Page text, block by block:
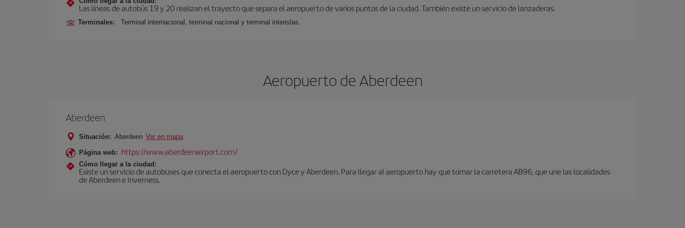
Las líneas de autobús 19 y 20 realizan el trayecto que separa el aeropuerto de varios puntos de la ciudad. También existe un servicio de lanzaderas.
Terminales: Terminal internacional, terminal nacional y terminal interislas.
Aeropuerto de Aberdeen
Aberdeen
Situación: Aberdeen Ver en mapa
Página web: https://www.aberdeenairport.com/
Cómo llegar a la ciudad:
Existe un servicio de autobuses que conecta el aeropuerto con Dyce y Aberdeen. Para llegar al aeropuerto hay que tomar la carretera AB96, que une las localidades
de Aberdeen e Inverness.